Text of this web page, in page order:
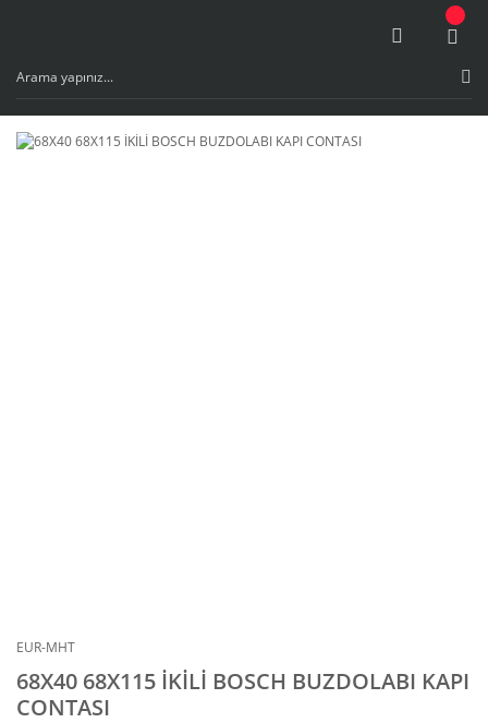
EUR-MHT
68X40 68X115 İKİLİ BOSCH BUZDOLABI KAPI
CONTASI